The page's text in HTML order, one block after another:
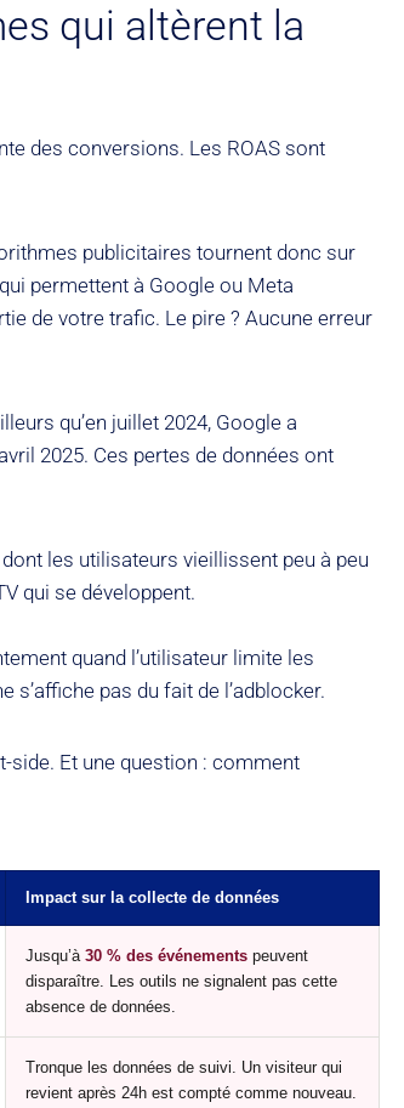
qui altèrent la
des conversions. Les ROAS sont
publicitaires tournent donc sur
permettent à Google ou Meta
de votre trafic. Le pire ? Aucune erreur
qu’en juillet 2024, Google a
2025. Ces pertes de données ont
les utilisateurs vieillissent peu à peu
qui se développent.
quand l’utilisateur limite les
pas du fait de l’adblocker.
side. Et une question : comment
Impact sur la collecte de données
Jusqu’à 30 % des événements peuvent
disparaître. Les outils ne signalent pas cette
absence de données.
Tronque les données de suivi. Un visiteur qui
revient après 24h est compté comme nouveau.